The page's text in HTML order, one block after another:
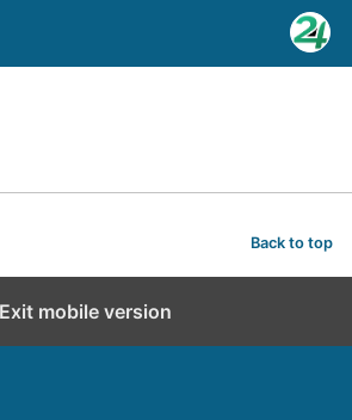
Back to top
Exit mobile version